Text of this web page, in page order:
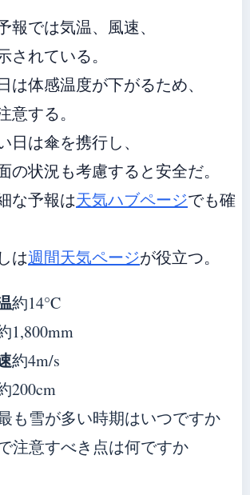
報では気温、風速、
されている。
は体感温度が下がるため、
意する。
日は傘を携行し、
の状況も考慮すると安全だ。
な予報は天気ハブページでも確
は週間天気ページが役立つ。
約14°C
1,800mm
約4m/s
200cm
も雪が多い時期はいつですか
注意すべき点は何ですか